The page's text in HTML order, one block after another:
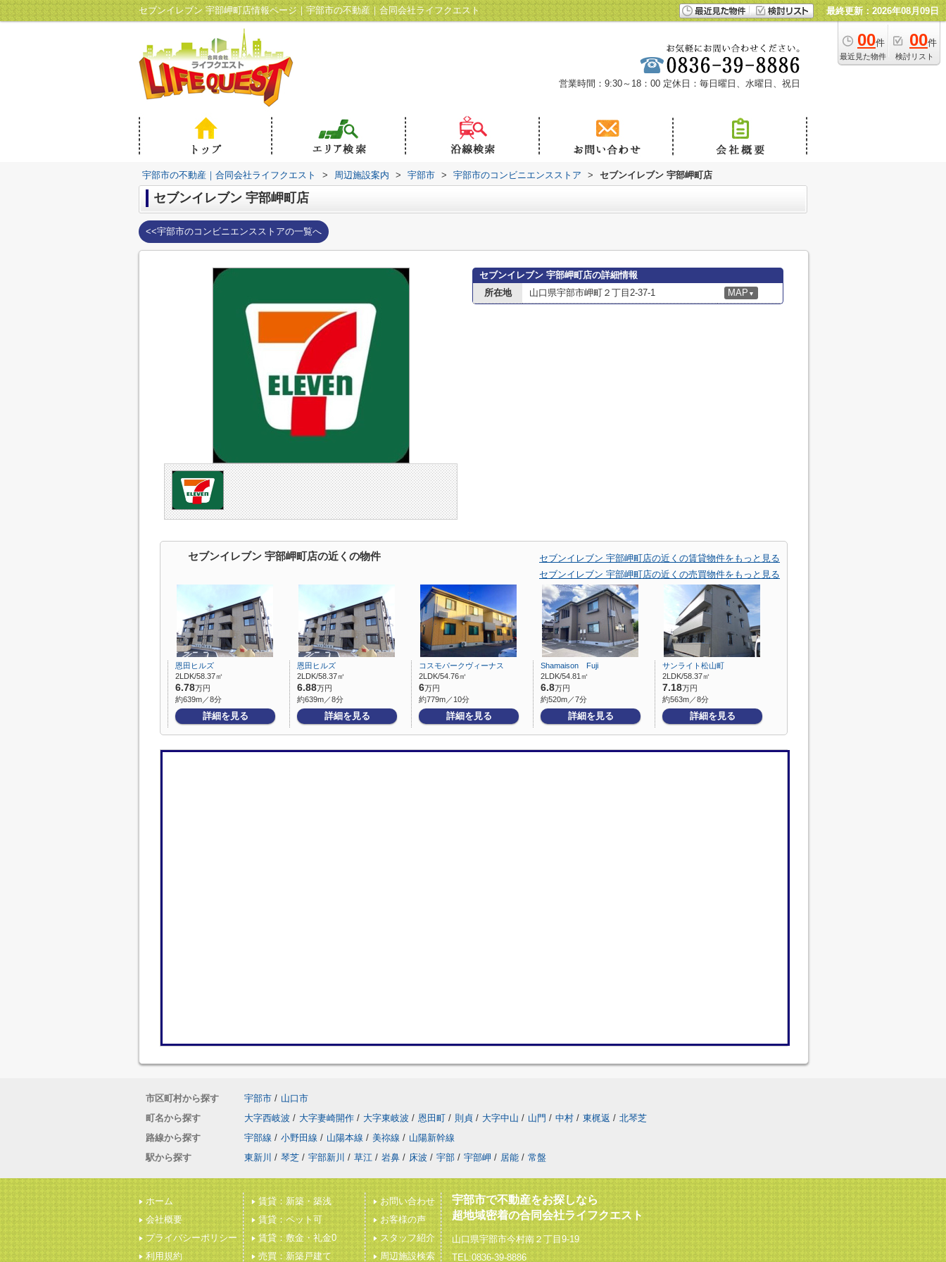
セブンイレブン 宇部岬町店情報ページ｜宇部市の不動産｜合同会社ライフクエスト 最終更新：2026年08月09日
00件
最近見た物件
00件
検討リスト
営業時間：9:30～18：00 定休日：毎日曜日、水曜日、祝日
宇部市の不動産｜合同会社ライフクエスト > 周辺施設案内 > 宇部市 > 宇部市のコンビニエンスストア > セブンイレブン 宇部岬町店
セブンイレブン 宇部岬町店
<<宇部市のコンビニエンスストアの一覧へ
セブンイレブン 宇部岬町店の詳細情報
所在地
山口県宇部市岬町２丁目2-37-1 MAP ▼
セブンイレブン 宇部岬町店の近くの物件
セブンイレブン 宇部岬町店の近くの賃貸物件をもっと見る
セブンイレブン 宇部岬町店の近くの売買物件をもっと見る
恩田ヒルズ
2LDK/58.37㎡
6.78万円
約639m／8分
詳細を見る
恩田ヒルズ
2LDK/58.37㎡
6.88万円
約639m／8分
詳細を見る
コスモパークヴィーナス
2LDK/54.76㎡
6万円
約779m／10分
詳細を見る
Shamaison Fuji
2LDK/54.81㎡
6.8万円
約520m／7分
詳細を見る
サンライト松山町
2LDK/58.37㎡
7.18万円
約563m／8分
詳細を見る
市区町村から探す 宇部市 / 山口市
町名から探す
大字西岐波 / 大字妻崎開作 / 大字東岐波 / 恩田町 / 則貞 / 大字中山 / 山門 / 中村 / 東梶返 / 北琴芝
路線から探す
宇部線 / 小野田線 / 山陽本線 / 美祢線 / 山陽新幹線
駅から探す
東新川 / 琴芝 / 宇部新川 / 草江 / 岩鼻 / 床波 / 宇部 / 宇部岬 / 居能 / 常盤
ホーム
会社概要
プライバシーポリシー
利用規約
賃貸：新築・築浅
賃貸：ペット可
賃貸：敷金・礼金0
売買：新築戸建て
お問い合わせ
お客様の声
スタッフ紹介
周辺施設検索
宇部市で不動産をお探しなら
超地域密着の合同会社ライフクエスト
山口県宇部市今村南２丁目9-19
TEL:0836-39-8886